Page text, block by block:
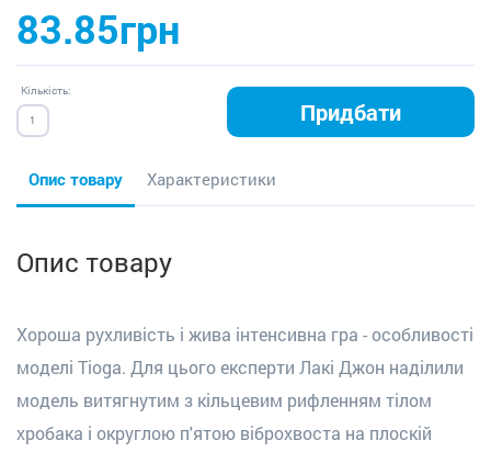
83.85грн
Кількість:
Придбати
Опис товару Характеристики
Опис товару
Хороша рухливість і жива інтенсивна гра - особливості
моделі Tioga. Для цього експерти Лакі Джон наділили
модель витягнутим з кільцевим рифленням тілом
хробака і округлою п'ятою віброхвоста на плоскій